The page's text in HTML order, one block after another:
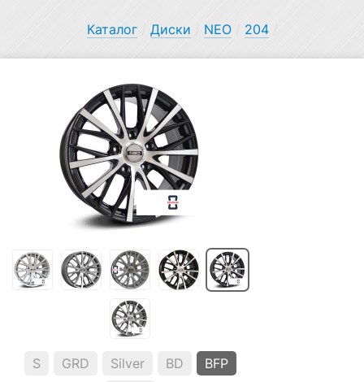
Каталог/ Диски NEO/ 204/
S GRD Silver BD
BFP